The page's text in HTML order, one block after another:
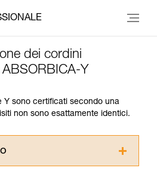
dei cordini
Y
Y sono certificati secondo una
non sono esattamente identici.